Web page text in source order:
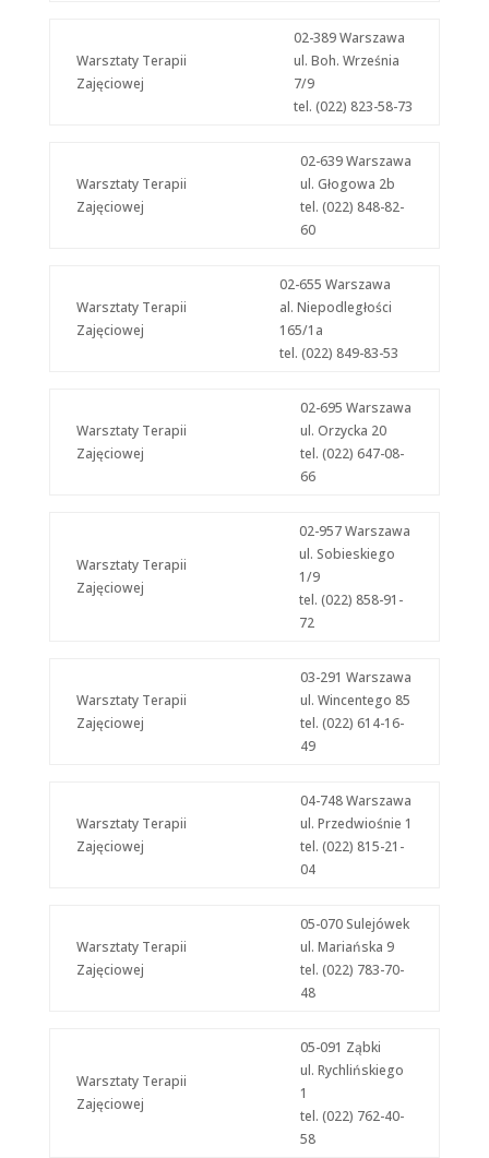
Warsztaty Terapii
Zajęciowej
02-389 Warszawa
ul. Boh. Września
7/9
tel. (022) 823-58-73
Warsztaty Terapii
Zajęciowej
02-639 Warszawa
ul. Głogowa 2b
tel. (022) 848-82-
60
Warsztaty Terapii
Zajęciowej
02-655 Warszawa
al. Niepodległości
165/1a
tel. (022) 849-83-53
Warsztaty Terapii
Zajęciowej
02-695 Warszawa
ul. Orzycka 20
tel. (022) 647-08-
66
Warsztaty Terapii
Zajęciowej
02-957 Warszawa
ul. Sobieskiego
1/9
tel. (022) 858-91-
72
Warsztaty Terapii
Zajęciowej
03-291 Warszawa
ul. Wincentego 85
tel. (022) 614-16-
49
Warsztaty Terapii
Zajęciowej
04-748 Warszawa
ul. Przedwiośnie 1
tel. (022) 815-21-
04
Warsztaty Terapii
Zajęciowej
05-070 Sulejówek
ul. Mariańska 9
tel. (022) 783-70-
48
Warsztaty Terapii
Zajęciowej
05-091 Ząbki
ul. Rychlińskiego
1
tel. (022) 762-40-
58